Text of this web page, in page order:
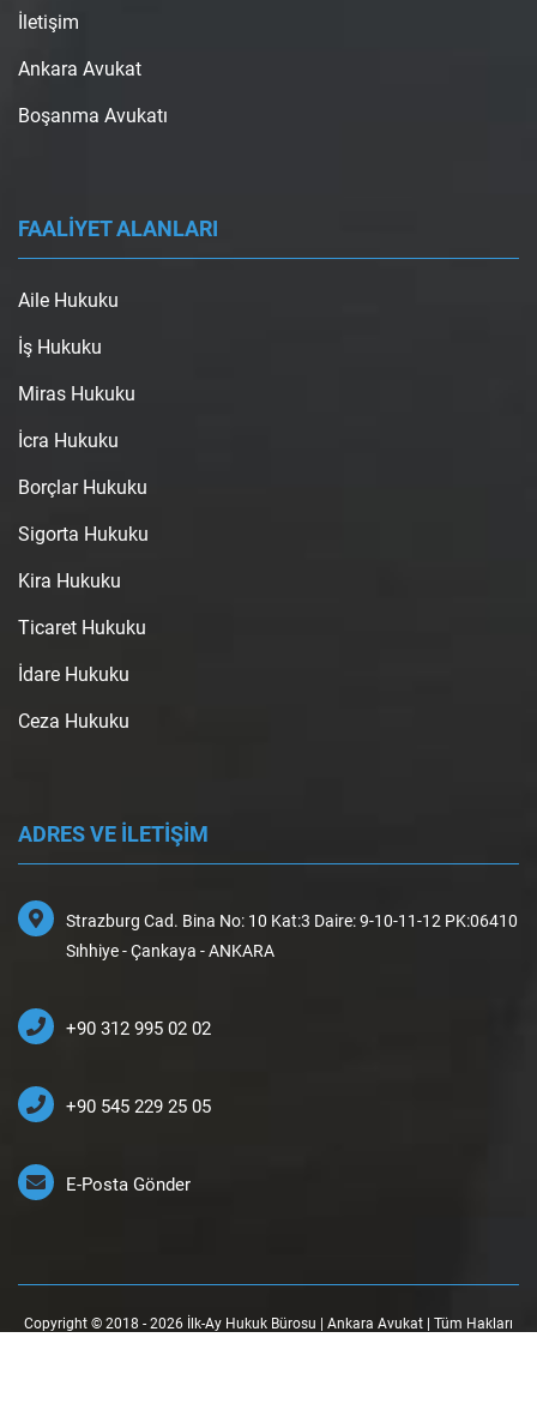
İletişim
Ankara Avukat
Boşanma Avukatı
FAALİYET ALANLARI
Aile Hukuku
İş Hukuku
Miras Hukuku
İcra Hukuku
Borçlar Hukuku
Sigorta Hukuku
Kira Hukuku
Ticaret Hukuku
İdare Hukuku
Ceza Hukuku
ADRES VE İLETİŞİM
Strazburg Cad. Bina No: 10 Kat:3 Daire: 9-10-11-12 PK:06410
Sıhhiye - Çankaya - ANKARA
+90 312 995 02 02
+90 545 229 25 05
E-Posta Gönder
Copyright © 2018 - 2026 İlk-Ay Hukuk Bürosu | Ankara Avukat | Tüm Hakları